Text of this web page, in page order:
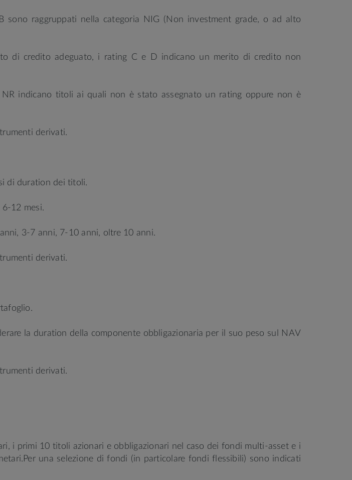
raggruppati nella categoria NIG (Non investment grade, o ad alto
di credito adeguato, i rating C e D indicano un merito di credito non
indicano titoli ai quali non è stato assegnato un rating oppure non è
derivati.
di duration dei titoli.
12 mesi.
3-7 anni, 7-10 anni, oltre 10 anni.
derivati.
la duration della componente obbligazionaria per il suo peso sul NAV
derivati.
i primi 10 titoli azionari e obbligazionari nel caso dei fondi multi-asset e i
una selezione di fondi (in particolare fondi flessibili) sono indicati